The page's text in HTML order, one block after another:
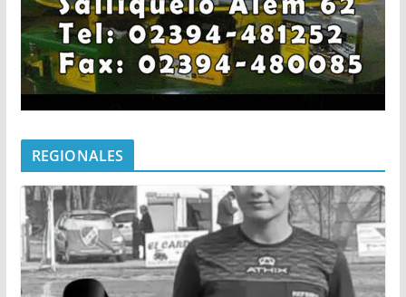
REGIONALES